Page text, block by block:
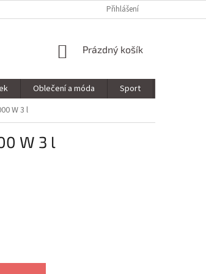
Přihlášení
NÁKUPNÍ
Prázdný košík
Oblečení a móda Sport
W 3 l
W 3 l